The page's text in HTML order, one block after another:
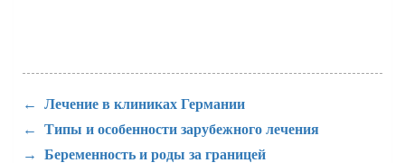
Лечение в клиниках Германии
Типы и особенности зарубежного лечения
Беременность и роды за границей